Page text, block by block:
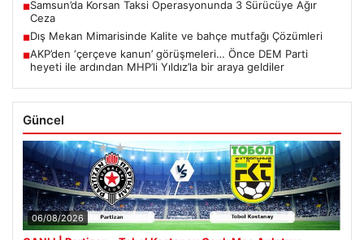
■Samsun’da Korsan Taksi Operasyonunda 3 Sürücüye Ağır
Ceza
■Dış Mekan Mimarisinde Kalite ve bahçe mutfağı Çözümleri
■AKP’den ‘çerçeve kanun’ görüşmeleri… Önce DEM Parti
heyeti ile ardından MHP’li Yıldız’la bir araya geldiler
Güncel
06/08/2026